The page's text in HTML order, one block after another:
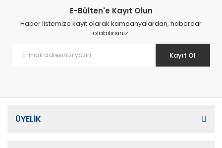
E-Bülten'e Kayıt Olun
Haber listemize kayıt olarak kampanyalardan, haberdar
olabilirsiniz.
Kayıt Ol
ÜYELİK